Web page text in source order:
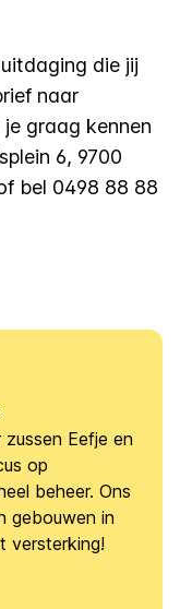
die jij
naar
je graag kennen
6, 9700
bel 0498 88 88
Eefje en
op
beheer. Ons
gebouwen in
versterking!